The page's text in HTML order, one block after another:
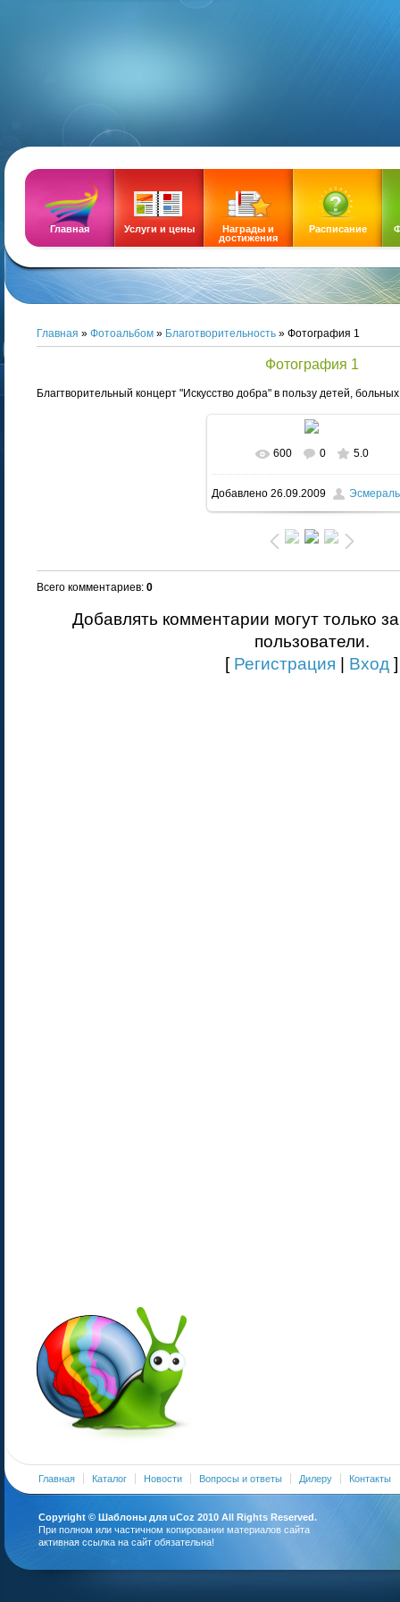
Главная Услуги и цены
Награды и
достижения
Расписание
Главная » Фотоальбом » Благотворительность » Фотография 1
Фотография 1
Благтворительный концерт "Искусство добра" в пользу детей,
В реальном размере 604x452
53.9Kb
600 0 5.0
Добавлено26.09.2009
Всего комментариев: 0
Добавлять комментарии могут только
пользователи.
[ Регистрация Вход ]
Главная Каталог Новости Вопросы и ответы Дилеру Контакты
Copyright © Шаблоны для uCoz 2010 All Rights Reserved.
При полном или частичном копировании материалов сайта
активная ссылка на сайт обязательна!